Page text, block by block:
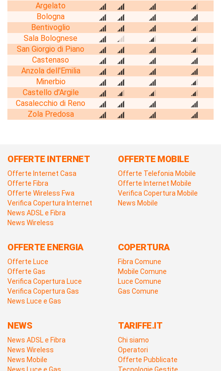
Argelato
Bologna
Bentivoglio
Sala Bolognese
San Giorgio di Piano
Castenaso
Anzola dell'Emilia
Minerbio
Castello d'Argile
Casalecchio di Reno
Zola Predosa
OFFERTE INTERNET
Offerte Internet Casa
Offerte Fibra
Offerte Wireless Fwa
Verifica Copertura Internet
News ADSL e Fibra
News Wireless
OFFERTE MOBILE
Offerte Telefonia Mobile
Offerte Internet Mobile
Verifica Copertura Mobile
News Mobile
OFFERTE ENERGIA
Offerte Luce
Offerte Gas
Verifica Copertura Luce
Verifica Copertura Gas
News Luce e Gas
COPERTURA
Fibra Comune
Mobile Comune
Luce Comune
Gas Comune
NEWS
News ADSL e Fibra
News Wireless
News Mobile
News Luce e Gas
TARIFFE.IT
Chi siamo
Operatori
Offerte Pubblicate
Tecnologie Gestite